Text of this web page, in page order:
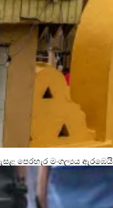
පෙරහැර මංගල්‍යය ඇරඹෙයි